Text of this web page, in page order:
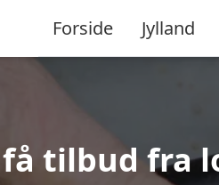
Forside Jylland
tilbud fra